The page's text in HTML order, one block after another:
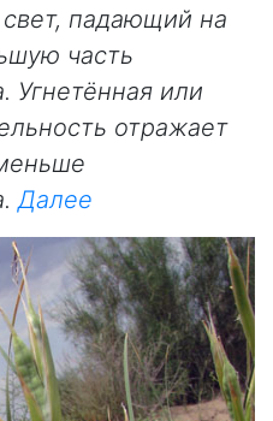
падающий на
часть
Угнетённая или
отражает
Далее